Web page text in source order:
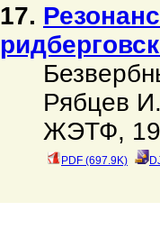
17.
Рябцев
ЖЭТФ,
PDF (697.9K)